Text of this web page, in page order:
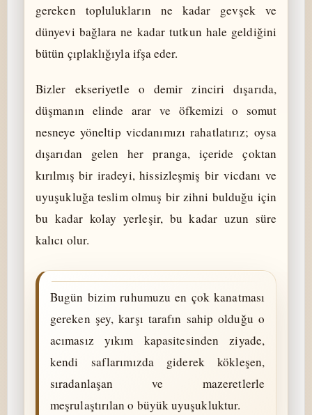
gereken toplulukların ne kadar gevşek ve
dünyevi bağlara ne kadar tutkun hale geldiğini
bütün çıplaklığıyla ifşa eder.
Bizler ekseriyetle o demir zinciri dışarıda,
düşmanın elinde arar ve öfkemizi o somut
nesneye yöneltip vicdanımızı rahatlatırız; oysa
dışarıdan gelen her pranga, içeride çoktan
kırılmış bir iradeyi, hissizleşmiş bir vicdanı ve
uyuşukluğa teslim olmuş bir zihni bulduğu için
bu kadar kolay yerleşir, bu kadar uzun süre
kalıcı olur.
Bugün bizim ruhumuzu en çok kanatması
gereken şey, karşı tarafın sahip olduğu o
acımasız yıkım kapasitesinden ziyade,
kendi saflarımızda giderek kökleşen,
sıradanlaşan ve mazeretlerle
meşrulaştırılan o büyük uyuşukluktur.